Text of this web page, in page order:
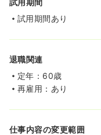
試用期間
試用期間あり
退職関連
定年：60歳
再雇用：あり
仕事内容の変更範囲